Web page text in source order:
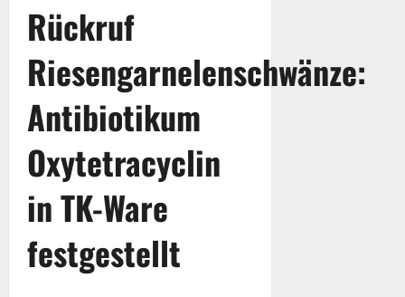
Rückruf
Riesengarnelenschwänze:
Antibiotikum
Oxytetracyclin
in TK-Ware
festgestellt